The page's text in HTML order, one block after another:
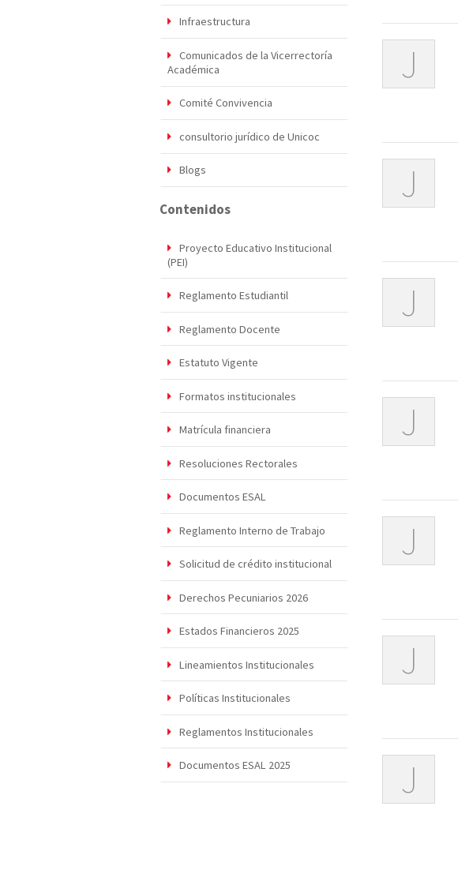
Infraestructura
Comunicados de la Vicerrectoría
Académica
Comité Convivencia
consultorio jurídico de Unicoc
Blogs
Contenidos
Proyecto Educativo Institucional
(PEI)
Reglamento Estudiantil
Reglamento Docente
Estatuto Vigente
Formatos institucionales
Matrícula financiera
Resoluciones Rectorales
Documentos ESAL
Reglamento Interno de Trabajo
Solicitud de crédito institucional
Derechos Pecuniarios 2026
Estados Financieros 2025
Lineamientos Institucionales
Políticas Institucionales
Reglamentos Institucionales
Documentos ESAL 2025
J
J
J
J
J
J
J